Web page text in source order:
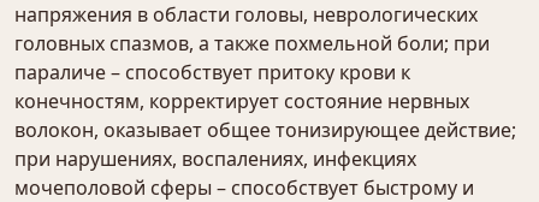
напряжения в области головы, неврологических
головных спазмов, а также похмельной боли; при
параличе – способствует притоку крови к
конечностям, корректирует состояние нервных
волокон, оказывает общее тонизирующее действие;
при нарушениях, воспалениях, инфекциях
мочеполовой сферы – способствует быстрому и